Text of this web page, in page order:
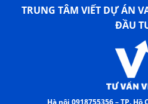
TRUNG TÂM VIẾT DỰ ÁN
ĐẦU
Hà nội 0918755356 – TP. Hồ